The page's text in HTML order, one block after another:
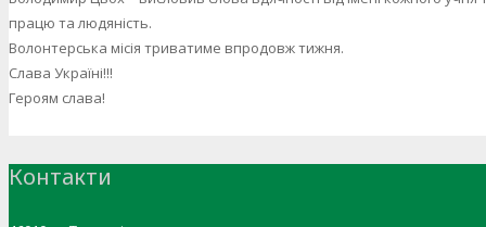
працю та людяність.
Волонтерська місія триватиме впродовж тижня.
Слава Україні!!!
Героям слава!
Контакти